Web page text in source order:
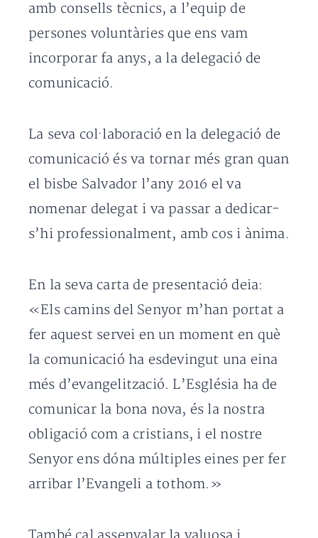
amb consells tècnics, a l’equip de
persones voluntàries que ens vam
incorporar fa anys, a la delegació de
comunicació.
La seva col·laboració en la delegació de
comunicació és va tornar més gran quan
el bisbe Salvador l’any 2016 el va
nomenar delegat i va passar a dedicar-
s’hi professionalment, amb cos i ànima.
En la seva carta de presentació deia:
«Els camins del Senyor m’han portat a
fer aquest servei en un moment en què
la comunicació ha esdevingut una eina
més d’evangelització. L’Església ha de
comunicar la bona nova, és la nostra
obligació com a cristians, i el nostre
Senyor ens dóna múltiples eines per fer
arribar l’Evangeli a tothom.»